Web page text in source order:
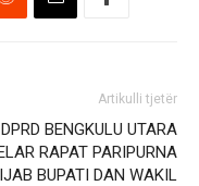
Artikulli tjetër
DPRD BENGKULU UTARA
RAPAT PARIPURNA
BUPATI DAN WAKIL